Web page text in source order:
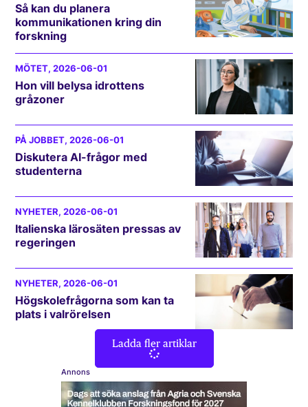
Så kan du planera
kommunikationen kring din
forskning
MÖTET, 2026-06-01
Hon vill belysa idrottens
gråzoner
PÅ JOBBET, 2026-06-01
Diskutera AI-frågor med
studenterna
NYHETER, 2026-06-01
Italienska lärosäten pressas av
regeringen
NYHETER, 2026-06-01
Högskolefrågorna som kan ta
plats i valrörelsen
Ladda fler artiklar
Annons